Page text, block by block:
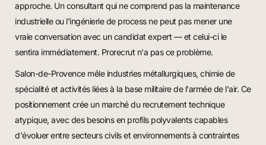
approche. Un consultant qui ne comprend pas la maintenance
industrielle ou l'ingénierie de process ne peut pas mener une
vraie conversation avec un candidat expert — et celui-ci le
sentira immédiatement. Prorecrut n'a pas ce problème.
Salon-de-Provence mêle industries métallurgiques, chimie de
spécialité et activités liées à la base militaire de l'armée de l'air. Ce
positionnement crée un marché du recrutement technique
atypique, avec des besoins en profils polyvalents capables
d'évoluer entre secteurs civils et environnements à contraintes